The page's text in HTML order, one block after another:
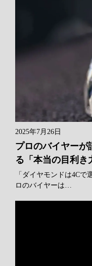
2025年7月26日
プロのバイヤーが
る「本当の目利き
「ダイヤモンドは4C
ロのバイヤーは…